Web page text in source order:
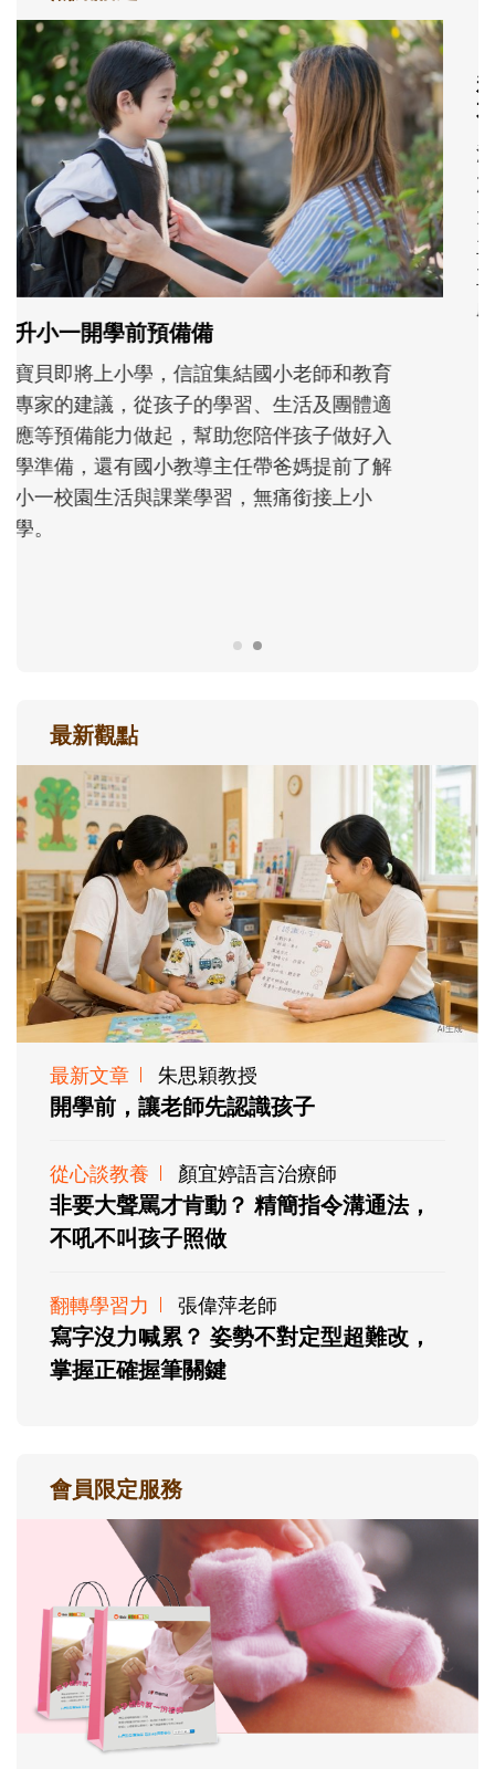
和孩子一起長大的那個男人│讀懂父親的
不同模樣
沒有人天生就擅長當爸爸！男人總是在一次
次「前所未有」的體驗中，跟著孩子一起長
大。從給予安全感的肢體遊戲，到獨立自
主、角色認同及解決問題的能力養成。爸爸
最新觀點
最新文章 朱思穎教授
開學前，讓老師先認識孩子
從心談教養 顏宜婷語言治療師
非要大聲罵才肯動？ 精簡指令溝通法，
不吼不叫孩子照做
翻轉學習力 張偉萍老師
寫字沒力喊累？ 姿勢不對定型超難改，
掌握正確握筆關鍵
會員限定服務